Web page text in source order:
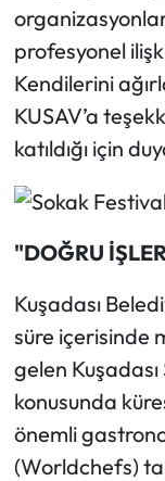
profesyonel
Kendilerini
KUSAV’a
katıldığı için
"DOĞRU
Kuşadası
süre içerisinde
gelen Kuşadası
konusunda
önemli
(Worldchefs)